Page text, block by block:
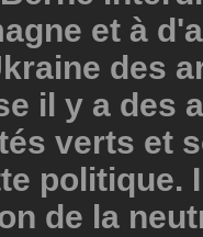
et à
des
il y a des
verts et
politique.
de la